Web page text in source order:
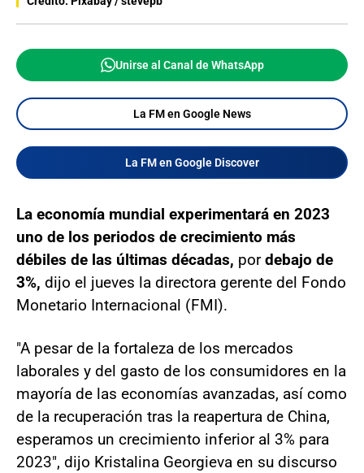
Unirse al Canal de WhatsApp
La FM en Google News
La FM en Google Discover
La economía mundial experimentará en 2023
uno de los periodos de crecimiento más
débiles de las últimas décadas, pordebajo de
3%, dijo el jueves la directora gerente del Fondo
Monetario Internacional (FMI).
"A pesar de la fortaleza de los mercados
laborales y del gasto de los consumidores en la
mayoría de las economías avanzadas, así como
de la recuperación tras la reapertura de China,
esperamos un crecimiento inferior al 3% para
2023", dijo Kristalina Georgieva en su discurso